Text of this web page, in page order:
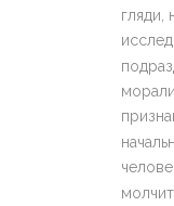
гляди,